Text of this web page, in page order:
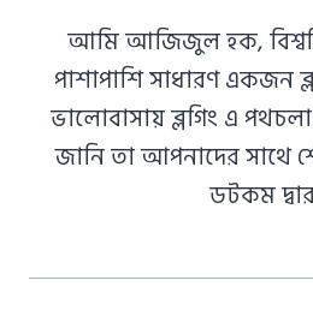
আমি আজিজুল হক,
পাশাপাশি সাধারণ একজন
ভালোবাসায় ব্লগিং এ
জানি তা আপনাদের সাথে
ডটকম